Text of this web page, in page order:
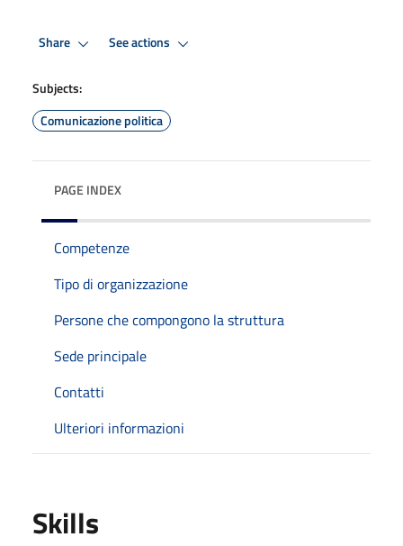
Share See actions
Subjects:
Comunicazione politica
PAGE INDEX
Competenze
Tipo di organizzazione
Persone che compongono la struttura
Sede principale
Contatti
Ulteriori informazioni
Skills